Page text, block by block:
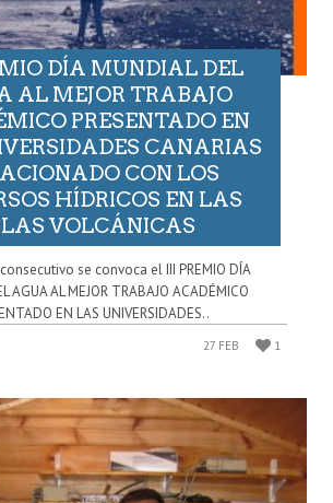
DÍA MUNDIAL DEL
AL MEJOR TRABAJO
PRESENTADO EN
CANARIAS
CON LOS
HÍDRICOS EN LAS
VOLCÁNICAS
se convoca el III PREMIO DÍA
AGUA AL MEJOR TRABAJO ACADÉMICO
EN LAS UNIVERSIDADES..
27 FEB 1